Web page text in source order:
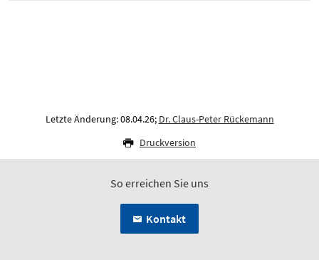
Letzte Änderung: 08.04.26; Dr. Claus-Peter Rückemann
Druckversion
So erreichen Sie uns
Kontakt